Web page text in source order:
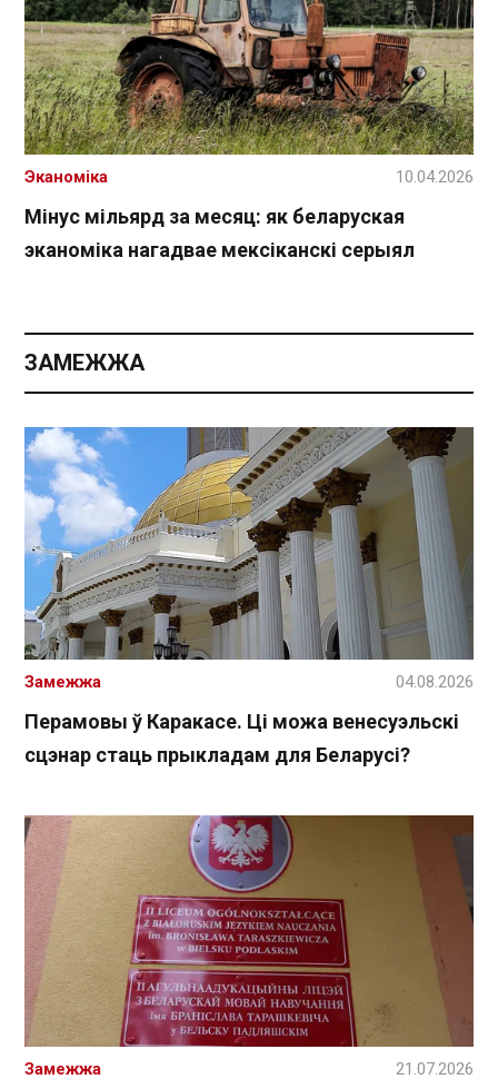
Мінус мільярд за месяц: як беларуская
эканоміка нагадвае мексіканскі серыял
Эканоміка 10.04.2026
ЗАМЕЖЖА
Перамовы ў Каракасе. Ці можа венесуэльскі
сцэнар стаць прыкладам для Беларусі?
Замежжа 04.08.2026
Замежжа 21.07.2026